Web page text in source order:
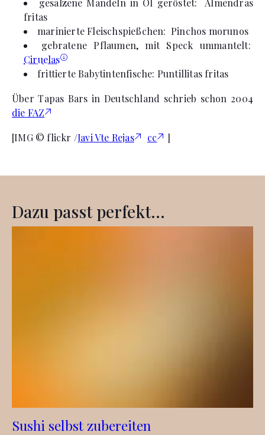
fritas
marinierte Fleischspießchen: Pinchos morunos
gebratene Pflaumen, mit Speck ummantelt:
Ciruelas
frittierte Babytintenfische: Puntillitas fritas
Über Tapas Bars in Deutschland schrieb schon 2004
die FAZ
[IMG © flickr /Javi Vte Rejas cc ]
Dazu passt perfekt...
Sushi selbst zubereiten